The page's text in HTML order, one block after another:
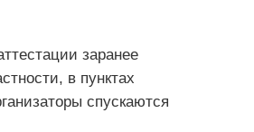
заранее
в пунктах
спускаются